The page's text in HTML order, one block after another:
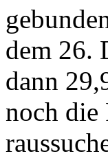
dem 26.
dann
noch die